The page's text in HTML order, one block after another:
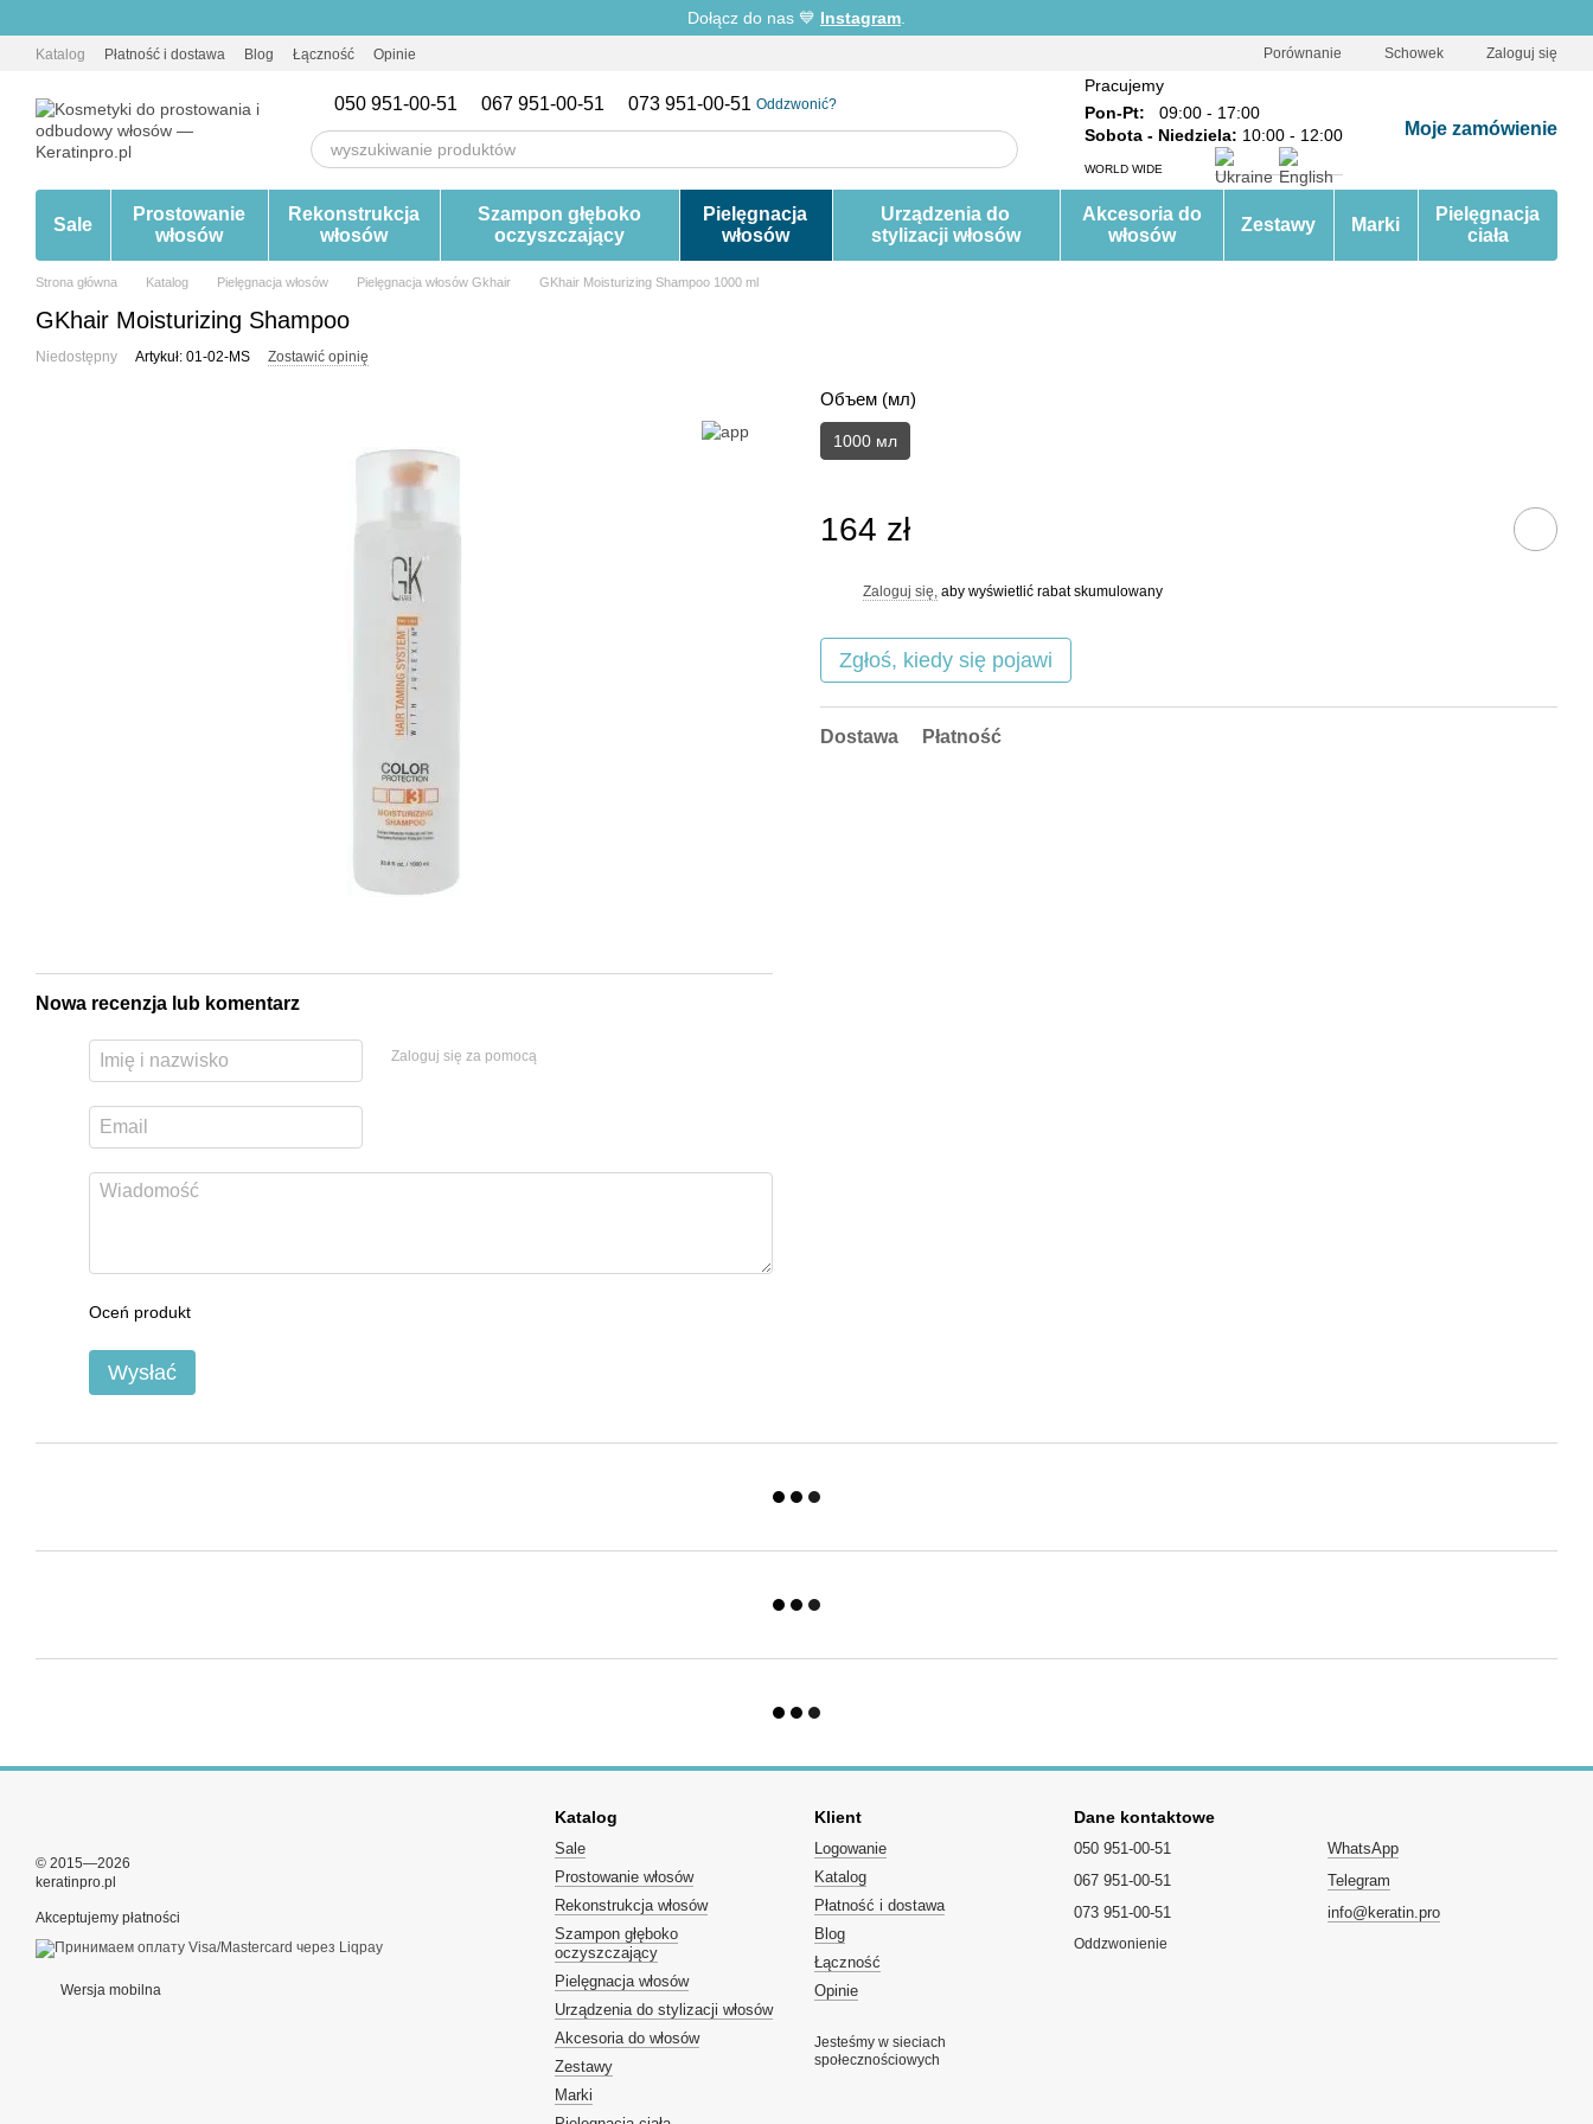
Dołącz do nas 💙 Instagram
Katalog Płatność i dostawa Blog Łączność Opinie Porównanie Schowek Zaloguj się
050 951-00-51 067 951-00-51 073 951-00-51 Oddzwonić?
Pracujemy
Pon-Pt:
09:00 - 17:00
Sobota - Niedziela: 10:00 - 12:00
WORLD WIDE
Moje zamówienie
Sale
Prostowanie
włosów
Rekonstrukcja
włosów
Szampon głęboko
oczyszczający
Pielęgnacja
włosów
Urządzenia do
stylizacji włosów
Akcesoria do
włosów
Zestawy Marki
Pielęgnacja
ciała
Strona główna Katalog Pielęgnacja włosów Pielęgnacja włosów Gkhair GKhair Moisturizing Shampoo 1000 ml
GKhair Moisturizing Shampoo
Niedostępny Artykuł: 01-02-MS Zostawić opinię
Nowa recenzja lub komentarz
Zaloguj się za pomocą
Oceń produkt
Wysłać
Объем (мл)
1000 мл
164 zł
Zaloguj się, aby wyświetlić rabat skumulowany
Zgłoś, kiedy się pojawi
Dostawa Płatność
© 2015—2026
keratinpro.pl
Akceptujemy płatności
Wersja mobilna
Katalog
Sale
Prostowanie włosów
Rekonstrukcja włosów
Szampon głęboko
oczyszczający
Pielęgnacja włosów
Urządzenia do stylizacji włosów
Akcesoria do włosów
Zestawy
Marki
Klient
Logowanie
Katalog
Płatność i dostawa
Blog
Łączność
Opinie
Jesteśmy w sieciach
społecznościowych
Dane kontaktowe
050 951-00-51
067 951-00-51
073 951-00-51
Oddzwonienie
WhatsApp
Telegram
info@keratin.pro